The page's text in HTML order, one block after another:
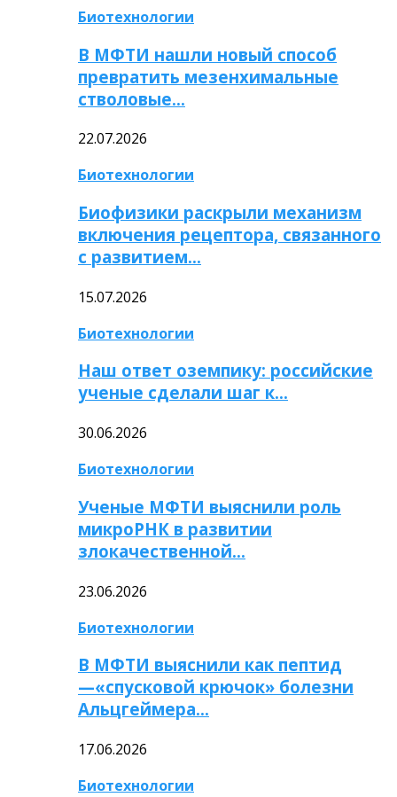
Биотехнологии
В МФТИ нашли новый способ
превратить мезенхимальные
стволовые…
22.07.2026
Биотехнологии
Биофизики раскрыли механизм
включения рецептора, связанного
с развитием…
15.07.2026
Биотехнологии
Наш ответ оземпику: российские
ученые сделали шаг к…
30.06.2026
Биотехнологии
Ученые МФТИ выяснили роль
микроРНК в развитии
злокачественной…
23.06.2026
Биотехнологии
В МФТИ выяснили как пептид
—«спусковой крючок» болезни
Альцгеймера…
17.06.2026
Биотехнологии